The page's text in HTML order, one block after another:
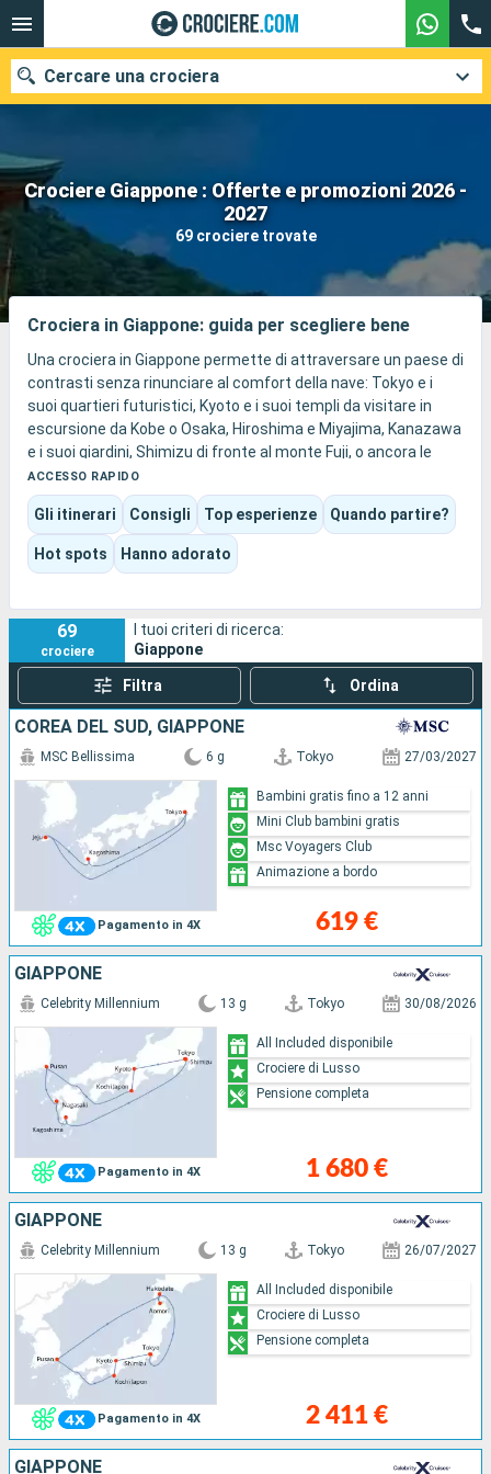
Crociere Giappone : Offerte e promozioni 2026 -
2027
69 crociere trovate
Cercare una crociera
Le nostre destinazioni
Mesi di partenza
Porti Compagnie
Ricerca
Crociera in Giappone: guida per scegliere bene
Una crociera in Giappone permette di attraversare un paese di
contrasti senza rinunciare al comfort della nave: Tokyo e i
suoi quartieri futuristici, Kyoto e i suoi templi da visitare in
escursione da Kobe o Osaka, Hiroshima e Miyajima, Kanazawa
e i suoi giardini, Shimizu di fronte al monte Fuji, o ancora le
isole meridionali intorno a Okinawa.
Ogni tappa mostra un aspetto diverso del paese, tra
tradizioni, gastronomia, giardini, santuari, città portuali,
paesaggi vulcanici e quartieri molto contemporanei.
A seconda della stagione e dell'itinerario, l'esperienza può
gli aceri, adatta alle famiglie oppure più raffinata, a bordo di
una nave premium o di lusso.
ACCESSO RAPIDO
Gli itinerari Consigli Top esperienze Quando partire?
Hot spots Hanno adorato
69
crociere
I tuoi criteri di ricerca:
Giappone
Filtra Ordina
COREA DEL SUD, GIAPPONE
Pagamento in 4X
MSC Bellissima 6 g Tokyo 27/03/2027
619 €
Bambini gratis fino a 12 anni
Mini Club bambini gratis
Msc Voyagers Club
Animazione a bordo
GIAPPONE
Pagamento in 4X
Celebrity Millennium 13 g Tokyo 30/08/2026
1 680 €
All Included disponibile
Crociere di Lusso
Pensione completa
GIAPPONE
Pagamento in 4X
Celebrity Millennium 13 g Tokyo 26/07/2027
2 411 €
All Included disponibile
Crociere di Lusso
Pensione completa
GIAPPONE